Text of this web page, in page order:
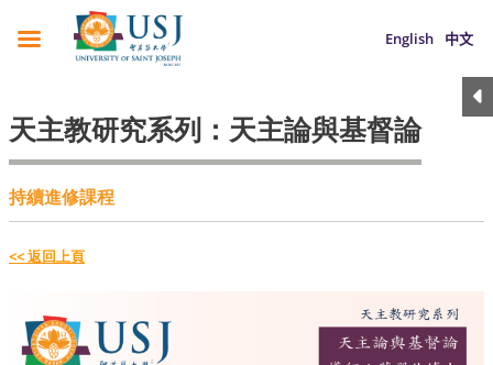
English 中文
天主教研究系列：天主論與基督論
持續進修課程
<< 返回上頁